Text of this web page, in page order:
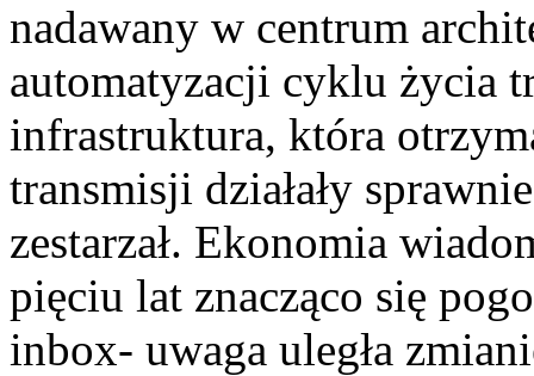
nadawany w centrum
automatyzacji cyklu życia
infrastruktura, która
transmisji działały
zestarzał. Ekonomia
pięciu lat znacząco się
inbox- uwaga uległa